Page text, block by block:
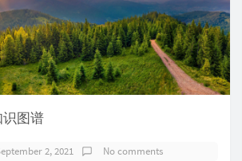
图谱
2, 2021 No comments